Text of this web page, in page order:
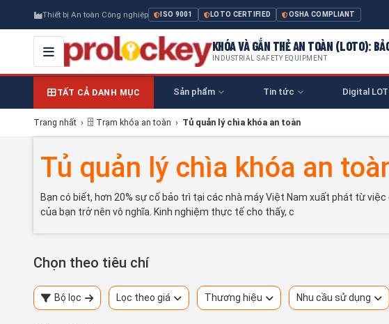
Thiết bị An toàn Công nghiệp ISO 9001 LOTO CERTIFIED OSHA COMPLIANT
KHÓA VÀ GẮN THẺ AN TOÀN (LOTO):
INDUSTRIAL SAFETY EQUIPMENT
TẤT CẢ DANH MỤC Sản phẩm Tin tức Digital
Trang nhất › 🗄 Trạm khóa an toàn › Tủ quản lý chìa khóa an toàn
Tủ quản lý chìa khóa an
Bạn có biết, hơn 20% sự cố bảo trì tại các nhà máy Việt Nam xuất phát từ
của bạn trở nên vô nghĩa. Kinh nghiệm thực tế cho thấy, c
Chọn theo tiêu chí
Bộ lọc Lọc theo giá Thương hiệu Nhu cầu sử dụng